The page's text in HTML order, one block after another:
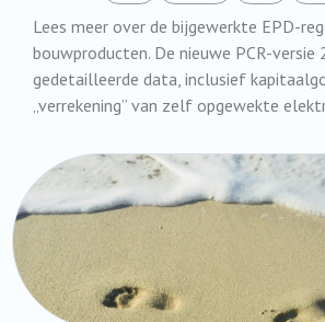
Lees meer over de bijgewerkte EPD-
bouwproducten. De nieuwe PCR-versie
gedetailleerde data, inclusief
„verrekening” van zelf opgewekte